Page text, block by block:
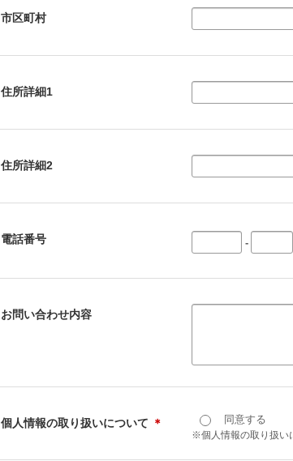
市区町村
住所詳細1
住所詳細2
電話番号 -
お問い合わせ内容
個人情報の取り扱いについて ＊ 同意する
※個人情報の取り扱い